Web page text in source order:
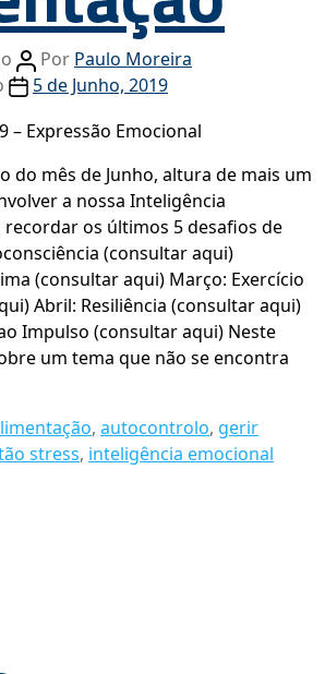
Por Paulo Moreira
5 de Junho, 2019
do mês de Junho, altura de mais um
a nossa Inteligência
recordar os últimos 5 desafios de
(consultar aqui)
(consultar aqui) Março: Exercício
Abril: Resiliência (consultar aqui)
Impulso (consultar aqui) Neste
um tema que não se encontra
, autocontrolo, gerir
stress, inteligência emocional